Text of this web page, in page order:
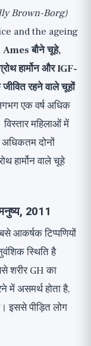
Brown-Borg)
and the ageing
Ames बौने चूहे,
हार्मोन और IGF-
रहने वाले चूहों
एक वर्ष अधिक
महिलाओं में
दोनों
हार्मोन वाले चूहे
2011
आकर्षक टिप्पणियों
स्थिति है
शरीर GH का
में असमर्थ होता है,
इससे पीड़ित लोग